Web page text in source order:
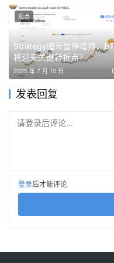
Glamsterdam 更为根本
验证区块的方式。
处于最后开发阶段
开发阶段，运行包含全
（devnet），这是代码
为什么市场正在反应
Strategy暗示暂停增持，
将迎来关键转折点？
2025 年 7 月 10 日
观点
发表回复
请登录后评论...
登录后才能评论